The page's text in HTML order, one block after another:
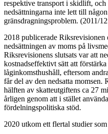
respektive transport i skidlift, och
nedsättningarna inte lett till
gränsdragningsproblem. (2011/
2018 publicerade
nedsättningen av moms på
Riksrevisionens slutsats var att
kostnadseffektivt sätt att
låginkomsthushåll, eftersom
får del av den nedsatta momsen.
hälften av skatteutgiftens ca 27
årligen genom att i stället
fördelningspolitiska stöd.
2020 utkom ett flertal studier